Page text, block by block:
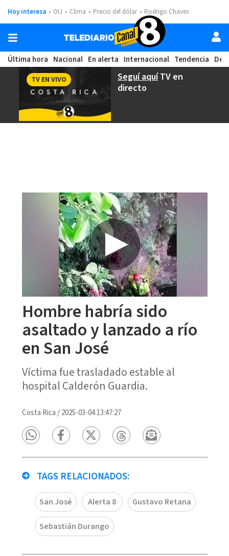
Hoy interesa OIJ Clima Precio del dólar Rodrigo Chaves
Última hora Nacional En alerta Internacional Tendencia
Seguí aquíTV en
directo
TV EN VIVO
Hombre habría sido
asaltado y lanzado a río
en San José
Víctima fue trasladado estable al
hospital Calderón Guardia.
Costa Rica /2025-03-04 13:47:27
TAGS RELACIONADOS:
San José Alerta 8 Gustavo Retana
Sebastián Durango